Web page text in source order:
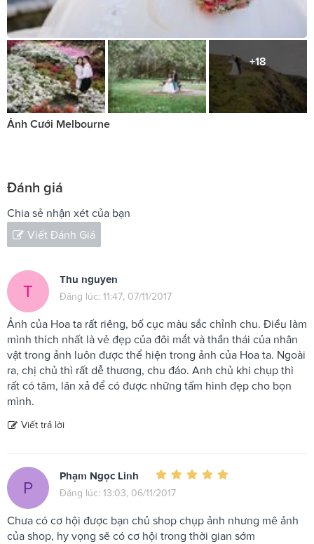
+18
Ảnh Cưới Melbourne
Đánh giá
Chia sẻ nhận xét của bạn
Viết Đánh Giá
T
Thu nguyen
Đăng lúc: 11:47, 07/11/2017
Ảnh của Hoa ta rất riêng, bố cục màu sắc chỉnh chu. Điều làm
mình thích nhất là vẻ đẹp của đôi mắt và thần thái của nhân
vật trong ảnh luôn được thể hiện trong ảnh của Hoa ta. Ngoài
ra, chị chủ thì rất dễ thương, chu đáo. Anh chủ khi chụp thì
rất có tâm, lăn xả để có được những tấm hình đẹp cho bọn
mình.
Viết trả lời
P
Phạm Ngọc Linh
Đăng lúc: 13:03, 06/11/2017
Chưa có cơ hội được bạn chủ shop chụp ảnh nhưng mê ảnh
của shop, hy vọng sẽ có cơ hội trong thời gian sớm